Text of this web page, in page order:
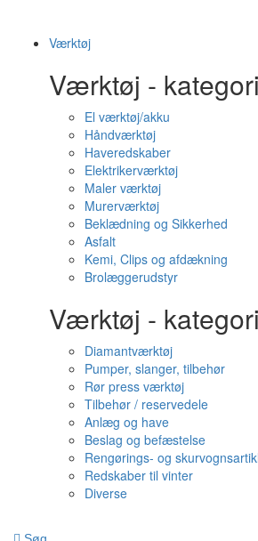
Værktøj
Værktøj -
El værktøj/akku
Håndværktøj
Haveredskaber
Elektrikerværktøj
Maler værktøj
Murerværktøj
Beklædning og Sikkerhed
Asfalt
Kemi, Clips og afdækning
Brolæggerudstyr
Værktøj -
Diamantværktøj
Pumper, slanger, tilbehør
Rør press værktøj
Tilbehør / reservedele
Anlæg og have
Beslag og befæstelse
Rengørings- og
Redskaber til vinter
Diverse